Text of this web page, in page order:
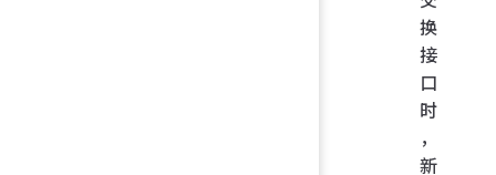
换
接
口
时
，
新